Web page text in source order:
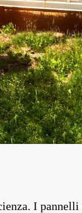
I pannelli